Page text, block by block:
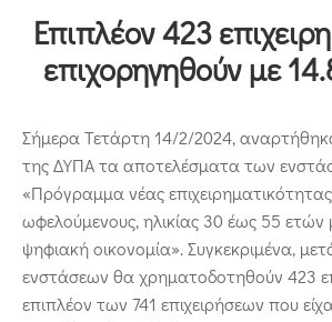
Επιπλέον 423
επιχορηγηθούν με
Σήμερα Τετάρτη 14/2/2024,
της ΔΥΠΑ τα αποτελέσματα των
«Πρόγραμμα νέας
ωφελούμενους, ηλικίας 30 έως 55
ψηφιακή οικονομία». Συγκεκριμένα,
ενστάσεων θα χρηματοδοτηθούν 423
επιπλέον των 741 επιχειρήσεων που